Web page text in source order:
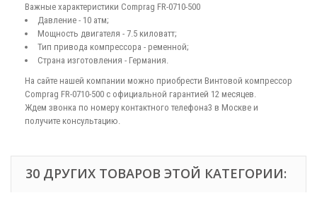
Важные характеристики Comprag FR-0710-500
Давление - 10 атм;
Мощность двигателя - 7.5 киловатт;
Тип привода компрессора - ременной;
Страна изготовления - Германия.
На сайте нашей компании можно приобрести Винтовой компрессор
Comprag FR-0710-500 с официальной гарантией 12 месяцев.
Ждем звонка по номеру контактного телефона3 в Москве и
получите консультацию.
30 ДРУГИХ ТОВАРОВ ЭТОЙ КАТЕГОРИИ: